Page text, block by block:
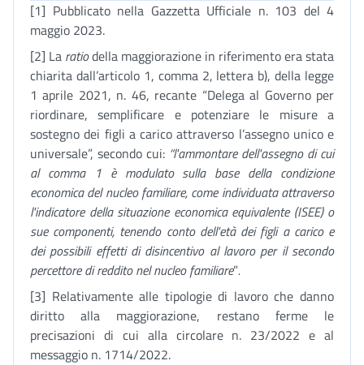
[1] Pubblicato nella Gazzetta Ufficiale n. 103 del 4
maggio 2023.
[2] La ratiodella maggiorazione in riferimento era stata
chiarita dall’articolo 1, comma 2, lettera b), della legge
1 aprile 2021, n. 46, recante “Delega al Governo per
riordinare, semplificare e potenziare le misure a
sostegno dei figli a carico attraverso l’assegno unico e
universale”, secondo cui: “l'ammontare dell'assegno di cui
al comma 1 è modulato sulla base della condizione
economica del nucleo familiare, come individuata attraverso
l'indicatore della situazione economica equivalente (ISEE) o
sue componenti, tenendo conto dell'età dei figli a carico e
dei possibili effetti di disincentivo al lavoro per il secondo
percettore di reddito nel nucleo familiare”.
[3] Relativamente alle tipologie di lavoro che danno
diritto alla maggiorazione, restano ferme le
precisazioni di cui alla circolare n. 23/2022 e al
messaggio n. 1714/2022.